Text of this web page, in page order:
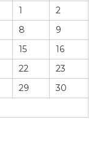
1
2
8
9
15
16
22
23
29
30